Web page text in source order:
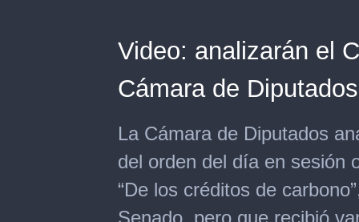
Video: analizarán el
Cámara de Diputados
La Cámara de Diputados
del orden del día en sesión
“De los créditos de
Senado, pero que recibió